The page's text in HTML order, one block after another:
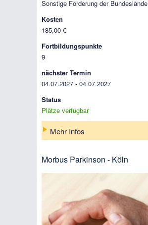
Sonstige Förderung der
Kosten
185,00 €
Fortbildungspunkte
9
nächster Termin
04.07.2027 - 04.07.2027
Status
Plätze verfügbar
Mehr Infos
Morbus Parkinson - Köln